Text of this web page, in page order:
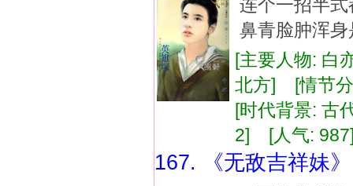
连个一招半
鼻青脸肿浑
[主要人物: 白
北方] [情节分
[时代背景:
2] [人气:
167. 《无敌吉祥妹》